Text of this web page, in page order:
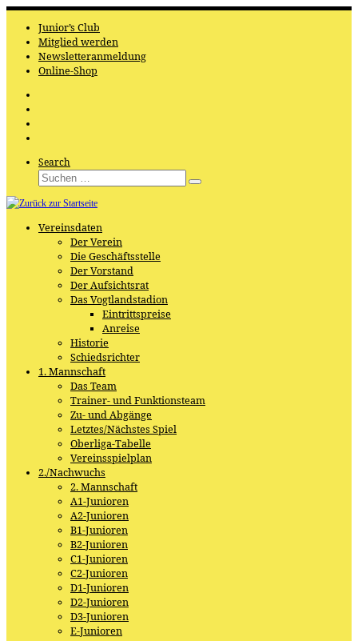
Zum
Inhalt
springen
Junior’s Club
Mitglied werden
Newsletteranmeldung
Online-Shop
Search
Suche
Suchen
Vereinsdaten
Der Verein
Die Geschäftsstelle
Der Vorstand
Der Aufsichtsrat
Das Vogtlandstadion
Eintrittspreise
Anreise
Historie
Schiedsrichter
1. Mannschaft
Das Team
Trainer- und Funktionsteam
Zu- und Abgänge
Letztes/Nächstes Spiel
Oberliga-Tabelle
Vereinsspielplan
2./Nachwuchs
2. Mannschaft
A1-Junioren
A2-Junioren
B1-Junioren
B2-Junioren
C1-Junioren
C2-Junioren
D1-Junioren
D2-Junioren
D3-Junioren
E-Junioren